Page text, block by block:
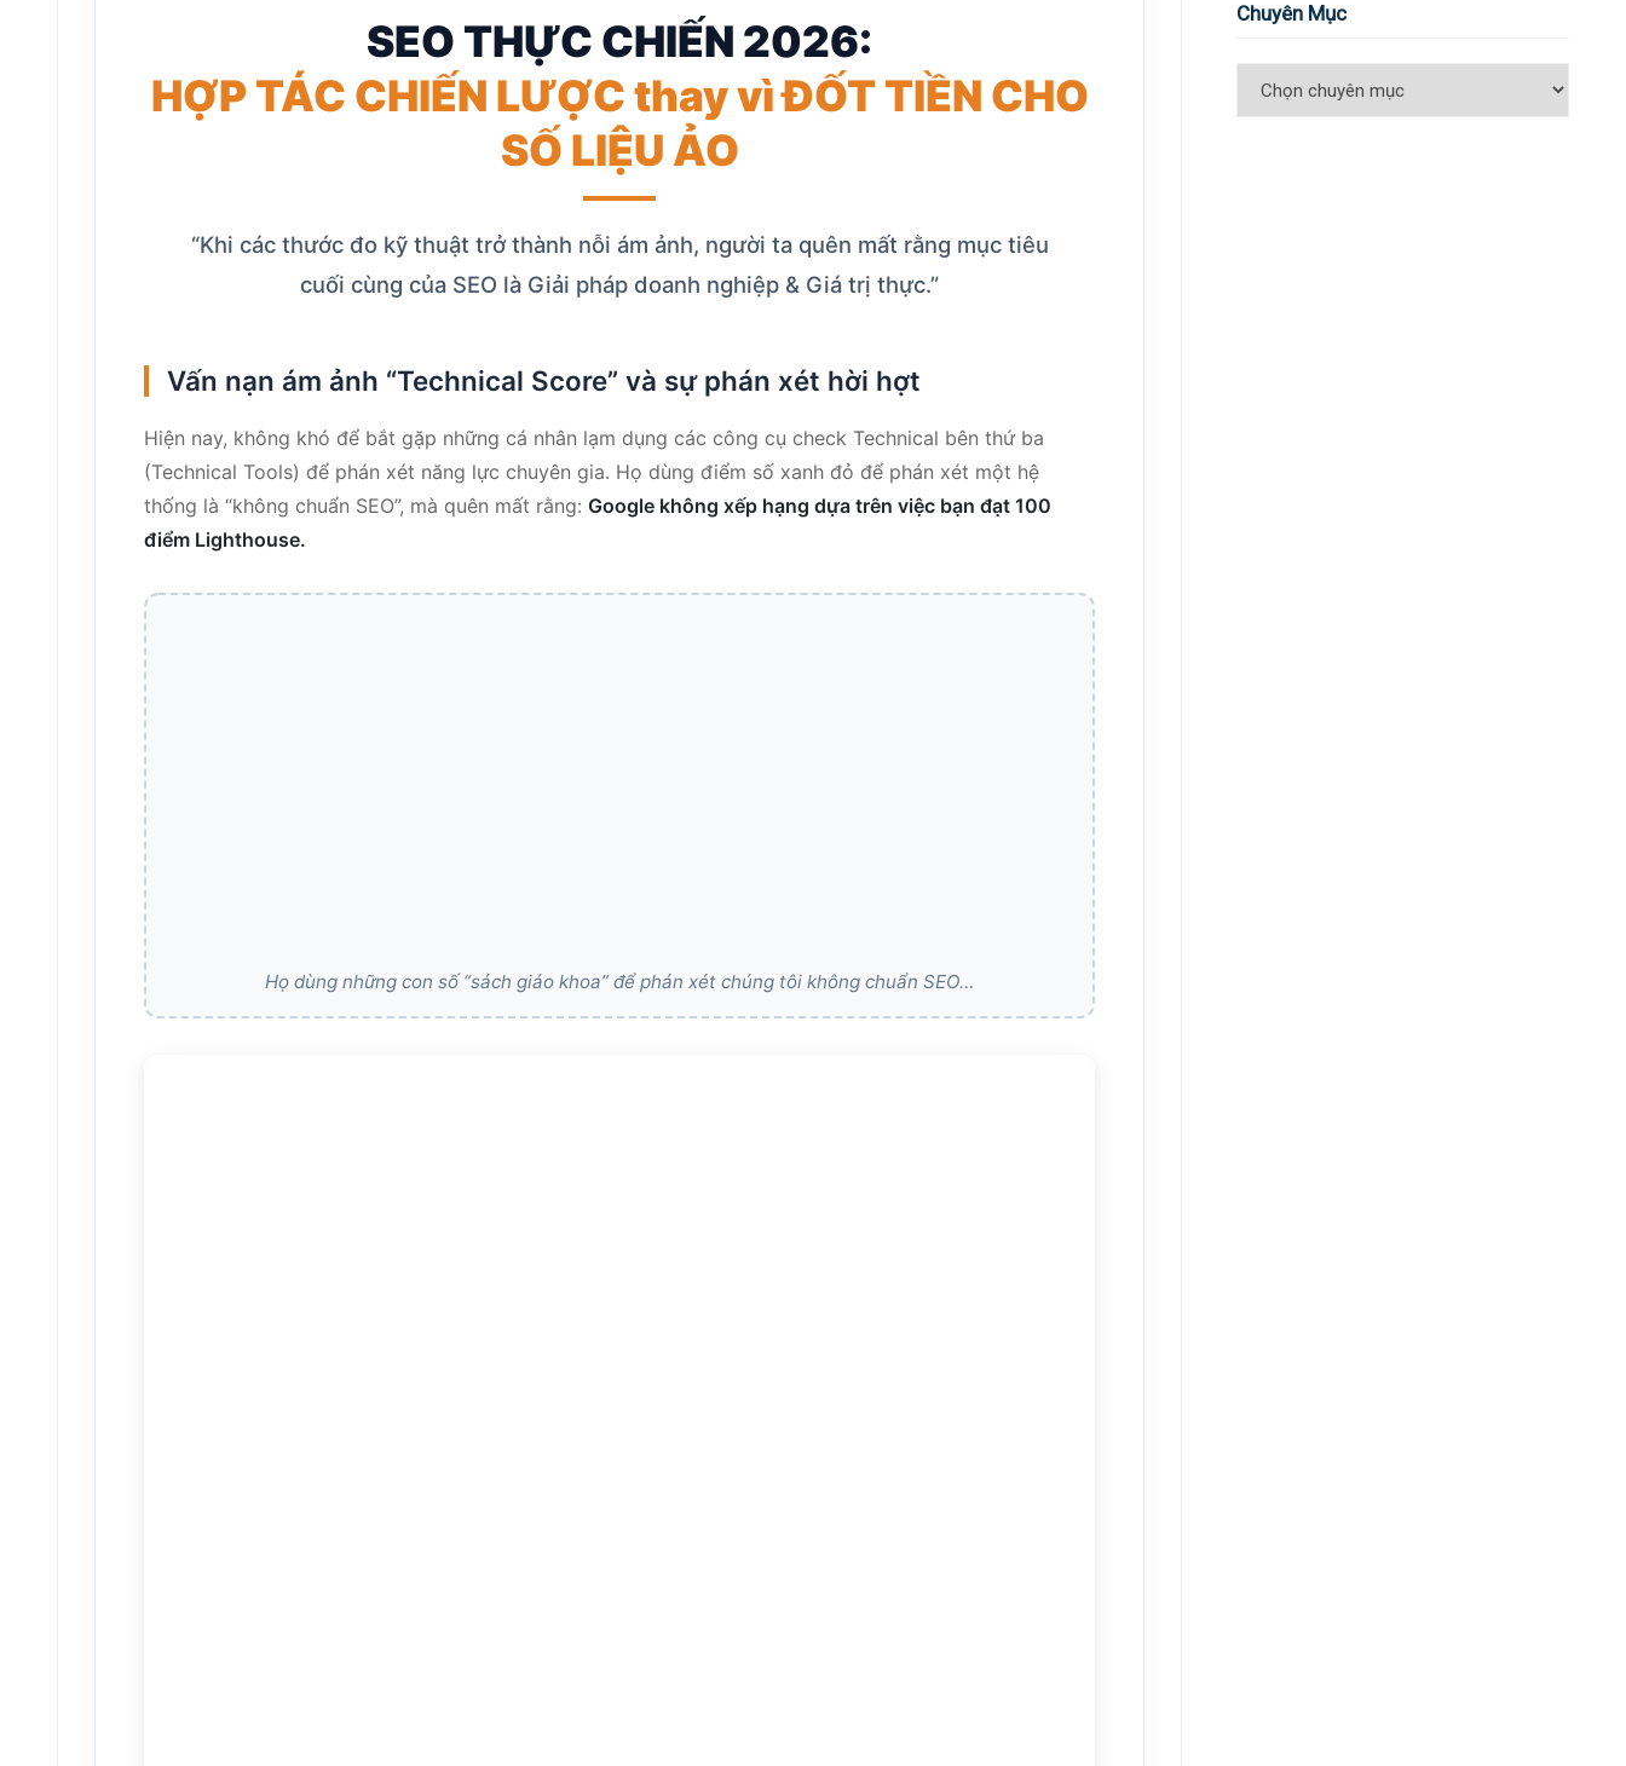
SEO THỰC CHIẾN 2026:
HỢP TÁC CHIẾN LƯỢC thay vì ĐỐT TIỀN CHO
SỐ LIỆU ẢO
“Khi các thước đo kỹ thuật trở thành nỗi ám ảnh, người ta quên mất rằng mục tiêu
cuối cùng của SEO là Giải pháp doanh nghiệp & Giá trị thực.”
Vấn nạn ám ảnh “Technical Score” và sự phán xét hời hợt
Hiện nay, không khó để bắt gặp những cá nhân lạm dụng các công cụ check Technical bên thứ ba
(Technical Tools) để phán xét năng lực chuyên gia. Họ dùng điểm số xanh đỏ để phán xét một hệ
thống là “không chuẩn SEO”, mà quên mất rằng: Google không xếp hạng dựa trên việc bạn đạt 100
điểm Lighthouse.
Họ dùng những con số “sách giáo khoa” để phán xét chúng tôi không chuẩn SEO…
Chuyên Mục